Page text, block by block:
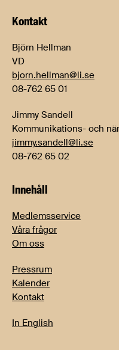
Kontakt
Björn Hellman
VD
bjorn.hellman@li.se
08-762 65 01
Jimmy Sandell
Kommunikations- och
jimmy.sandell@li.se
08-762 65 02
Innehåll
Medlemsservice
Våra frågor
Om oss
Pressrum
Kalender
Kontakt
In English